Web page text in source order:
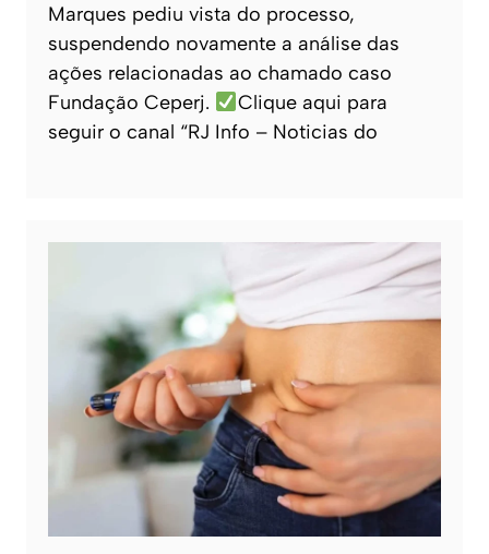
Marques pediu vista do processo,
suspendendo novamente a análise das
ações relacionadas ao chamado caso
Fundação Ceperj.
Clique aqui para
seguir o canal “RJ Info – Noticias do